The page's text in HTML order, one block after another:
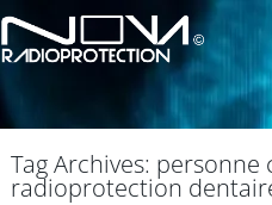
Tag Archives: personne
radioprotection